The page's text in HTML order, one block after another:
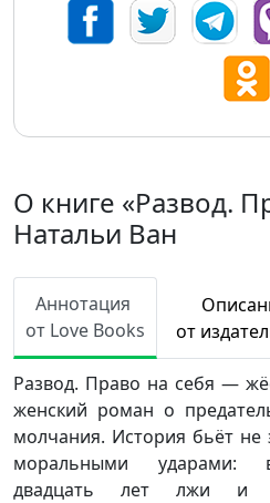
О книге «Развод.
Натальи Ван
Аннотация
от Love Books
от
Развод. Право на себя —
женский роман о
молчания. История бьёт
моральными ударами:
двадцать лет лжи и